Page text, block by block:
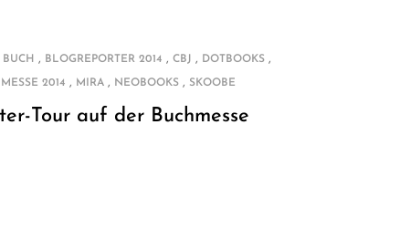
, BLOGREPORTER 2014 , CBJ , DOTBOOKS,
2014 , MIRA , NEOBOOKS , SKOOBE
Tour auf der Buchmesse